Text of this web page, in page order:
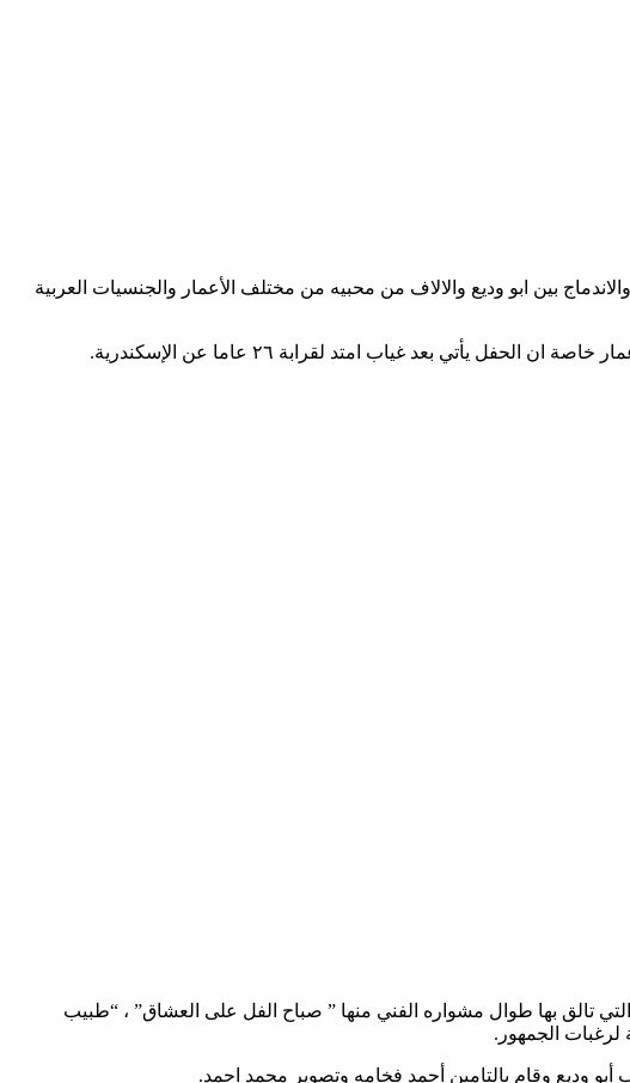
بين ابو وديع والالاف من محبيه من مختلف الأعمار والجنسيات العربية
بعد غياب امتد لقرابة ٢٦ عاما عن الإسكندرية.
تالق بها طوال مشواره الفني منها ” صباح الفل على العشاق” ، “طبيب
الجمهور.
وديع وقام بالتامين أحمد فخامه وتصوير محمد احمد.